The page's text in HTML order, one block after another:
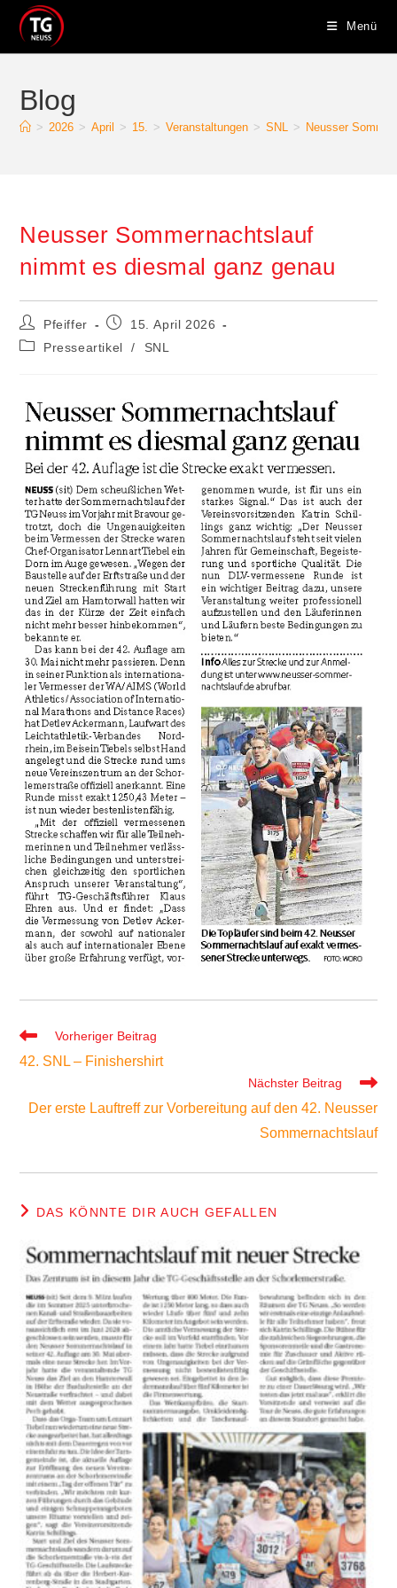
Inhalt
springen
Menü
Blog
> 2026 > April > 15. > Veranstaltungen > SNL > Neusser
Neusser Sommernachtslauf
nimmt es diesmal ganz genau
Beitrags-
Autor:
Pfeiffer
Beitrag15. April 2026
Beitrags-
Presseartikel / SNL
Weitere
ansehen
Vorheriger Beitrag
42. SNL – Finishershirt
Nächster Beitrag
Der erste Lauftreff zur Vorbereitung auf den 42. Neusser
Sommernachtslauf
DAS KÖNNTE DIR AUCH GEFALLEN